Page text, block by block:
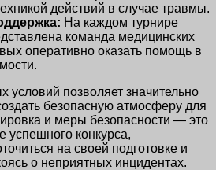
действий в случае травмы.
На каждом турнире
команда медицинских
оперативно оказать помощь в
условий позволяет значительно
безопасную атмосферу для
и меры безопасности — это
конкурса,
на своей подготовке и
о неприятных инцидентах.